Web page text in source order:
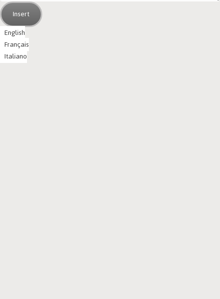
Insert
English
Français
Italiano